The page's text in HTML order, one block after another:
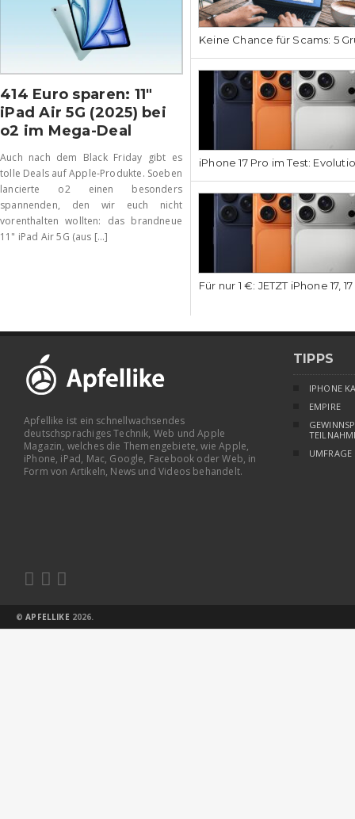
414 Euro sparen: 11″
iPad Air 5G (2025) bei
o2 im Mega-Deal
Auch nach dem Black Friday gibt es
tolle Deals auf Apple-Produkte. Soeben
lancierte o2 einen besonders
spannenden, den wir euch nicht
vorenthalten wollten: das brandneue
11" iPad Air 5G (aus [...]
Keine Chance für Scams: 5
iPhone 17 Pro im Test:
Für nur 1 €: JETZT iPhone 17,
Apfellike ist ein schnellwachsendes
deutschsprachiges Technik, Web und Apple
Magazin, welches die Themengebiete, wie Apple,
iPhone, iPad, Mac, Google, Facebook oder Web, in
Form von Artikeln, News und Videos behandelt.
  
TIPPS
IPHONE
EMPIRE
UMFRAGE
©APFELLIKE 2026.